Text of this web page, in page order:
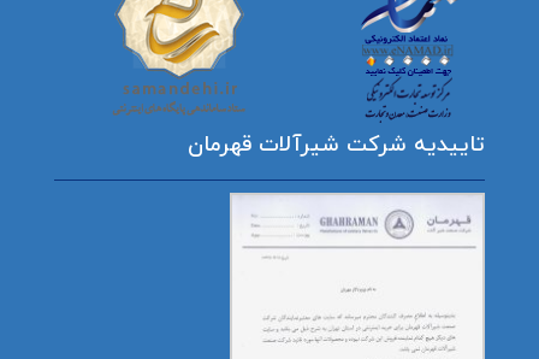
تاییدیه شرکت شیرآلات قهرمان